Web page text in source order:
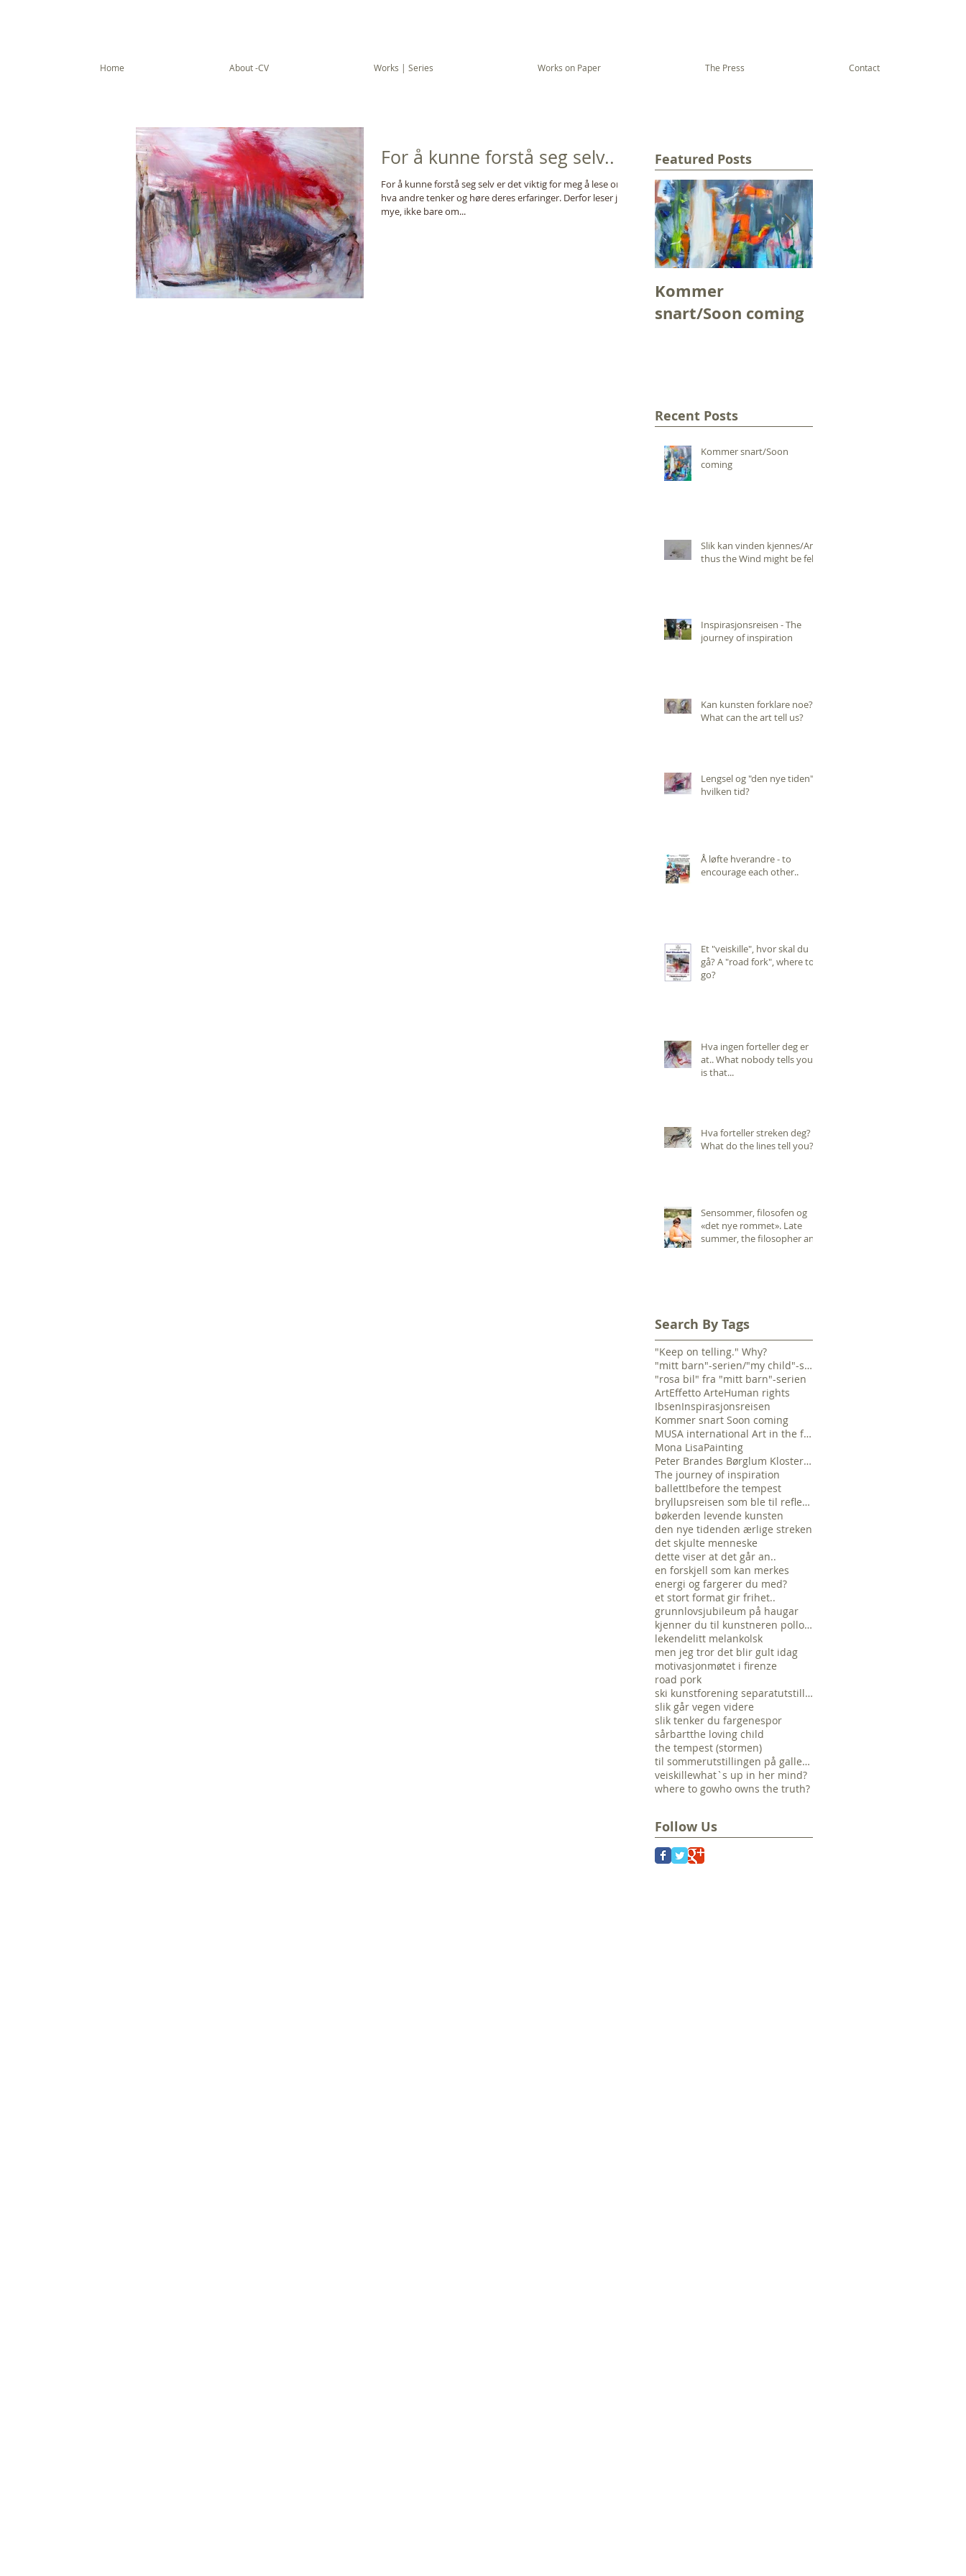
Home About -CV Works | Series Works on Paper The Press Contact
For å kunne forstå seg selv..
For å kunne forstå seg selv er det viktig for meg å lese om
hva andre tenker og høre deres erfaringer. Derfor leser jeg
mye, ikke bare om...
Featured Posts
Kommer
snart/Soon coming
Recent Posts
Kommer snart/Soon
coming
Slik kan vinden kjennes/And
thus the Wind might be felt
Inspirasjonsreisen - The
journey of inspiration
Kan kunsten forklare noe?
What can the art tell us?
Lengsel og "den nye tiden",
hvilken tid?
Å løfte hverandre - to
encourage each other..
Et "veiskille", hvor skal du
gå? A "road fork", where to
go?
Hva ingen forteller deg er
at.. What nobody tells you,
is that...
Hva forteller streken deg?
What do the lines tell you?
Sensommer, filosofen og
«det nye rommet». Late
summer, the filosopher and
Search By Tags
"Keep on telling." Why?
"mitt barn"-serien/"my child"-serie
"rosa bil" fra "mitt barn"-serien
ArtEffetto ArteHuman rights
IbsenInspirasjonsreisen
Kommer snart Soon coming
MUSA international Art in the future
Mona LisaPainting
Peter Brandes Børglum Kloster "The time is no
The journey of inspiration
ballett!before the tempest
bryllupsreisen som ble til refleksjonsreise...
bøkerden levende kunsten
den nye tidenden ærlige streken
det skjulte menneske
dette viser at det går an..
en forskjell som kan merkes
energi og fargerer du med?
et stort format gir frihet..
grunnlovsjubileum på haugar
kjenner du til kunstneren pollock?
lekendelitt melankolsk
men jeg tror det blir gult idag
motivasjonmøtet i firenze
road pork
ski kunstforening separatutstilling veien hjem
slik går vegen videre
slik tenker du fargenespor
sårbartthe loving child
the tempest (stormen)
til sommerutstillingen på galleri nelly..
veiskillewhat`s up in her mind?
where to gowho owns the truth?
Follow Us